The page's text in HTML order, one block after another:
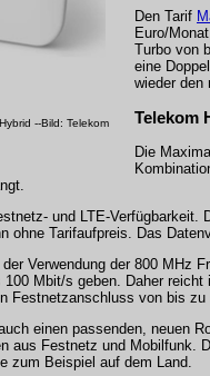
--Bild: Telekom
Den Tarif
Euro/
Turbo von
eine
wieder den
Telekom
Die
und LTE-
ohne Tarifaufpreis. Das
Verwendung der 800
Mbit/s geben. Daher
Festnetzanschluss von bis
einen passenden, neuen
aus Festnetz und Mobilfunk.
zum Beispiel auf dem Land.